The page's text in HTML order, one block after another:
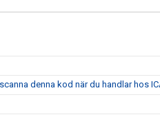
denna kod när du handlar hos